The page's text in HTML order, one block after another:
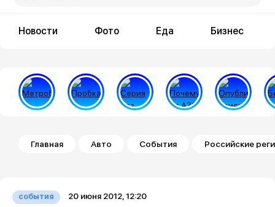
Новости Фото Еда Бизнес
Строка навигации
Главная Авто События Российские
события 20 июня 2012, 12:20